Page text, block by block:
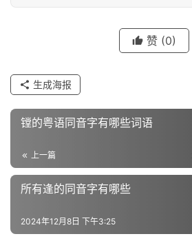
组
词
反
义
词
赞 (0)
生成海报
镗的粤语同音字有哪些词语
上一篇
所有逢的同音字有哪些
2024年12月8日 下午3:25